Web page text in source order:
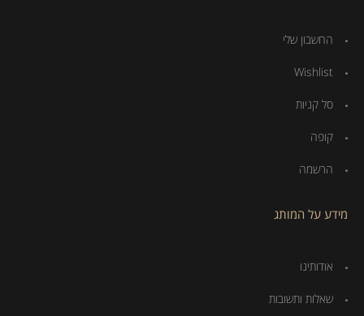
החשבון שלי
Wishlist
סל קניות
קופה
הרשמה
מידע על המותג
אודותינו
שאלות ותשובות